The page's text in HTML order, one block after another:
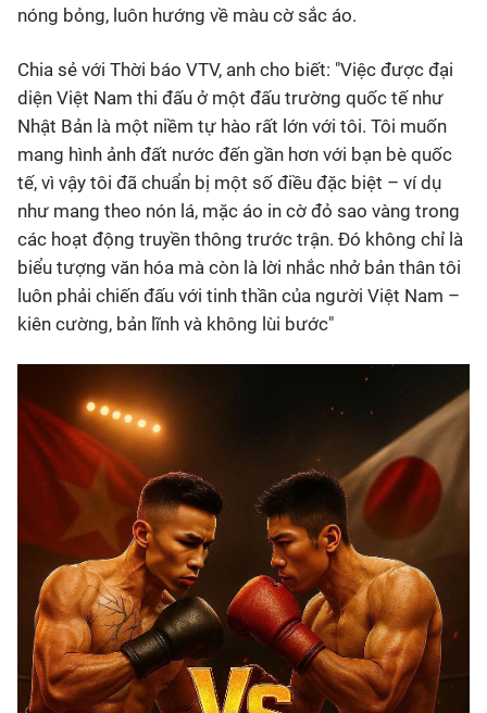
nóng bỏng, luôn hướng về màu cờ sắc áo.
Chia sẻ với Thời báo VTV, anh cho biết: "Việc được đại
diện Việt Nam thi đấu ở một đấu trường quốc tế như
Nhật Bản là một niềm tự hào rất lớn với tôi. Tôi muốn
mang hình ảnh đất nước đến gần hơn với bạn bè quốc
tế, vì vậy tôi đã chuẩn bị một số điều đặc biệt – ví dụ
như mang theo nón lá, mặc áo in cờ đỏ sao vàng trong
các hoạt động truyền thông trước trận. Đó không chỉ là
biểu tượng văn hóa mà còn là lời nhắc nhở bản thân tôi
luôn phải chiến đấu với tinh thần của người Việt Nam –
kiên cường, bản lĩnh và không lùi bước"